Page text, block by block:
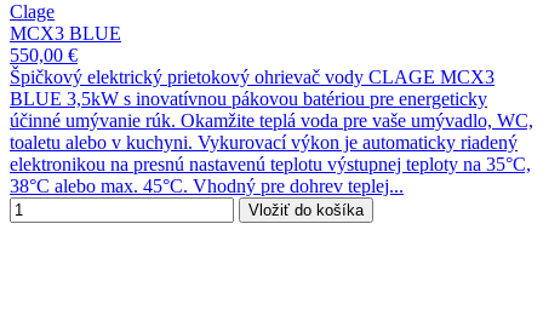
Clage
MCX3 BLUE
550,00 €
Špičkový elektrický prietokový ohrievač vody CLAGE MCX3
BLUE 3,5kW s inovatívnou pákovou batériou pre energeticky
účinné umývanie rúk. Okamžite teplá voda pre vaše umývadlo, WC,
toaletu alebo v kuchyni. Vykurovací výkon je automaticky riadený
elektronikou na presnú nastavenú teplotu výstupnej teploty na 35°C,
38°C alebo max. 45°C. Vhodný pre dohrev teplej...
Vložiť do košíka